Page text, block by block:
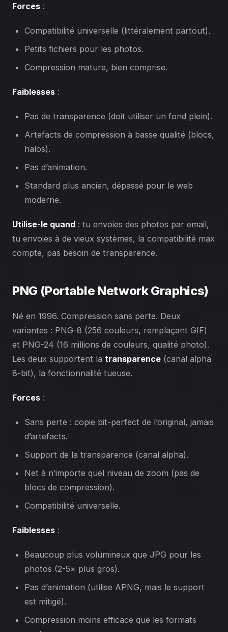
Forces :
Compatibilité universelle (littéralement partout).
Petits fichiers pour les photos.
Compression mature, bien comprise.
Faiblesses :
Pas de transparence (doit utiliser un fond plein).
Artefacts de compression à basse qualité (blocs,
halos).
Pas d’animation.
Standard plus ancien, dépassé pour le web
moderne.
Utilise-le quand : tu envoies des photos par email,
tu envoies à de vieux systèmes, la compatibilité max
compte, pas besoin de transparence.
PNG (Portable Network Graphics)
Né en 1996. Compression sans perte. Deux
variantes : PNG-8 (256 couleurs, remplaçant GIF)
et PNG-24 (16 millions de couleurs, qualité photo).
Les deux supportent la transparence (canal alpha
8-bit), la fonctionnalité tueuse.
Forces :
Sans perte : copie bit-perfect de l’original, jamais
d’artefacts.
Support de la transparence (canal alpha).
Net à n’importe quel niveau de zoom (pas de
blocs de compression).
Compatibilité universelle.
Faiblesses :
Beaucoup plus volumineux que JPG pour les
photos (2-5× plus gros).
Pas d’animation (utilise APNG, mais le support
est mitigé).
Compression moins efficace que les formats